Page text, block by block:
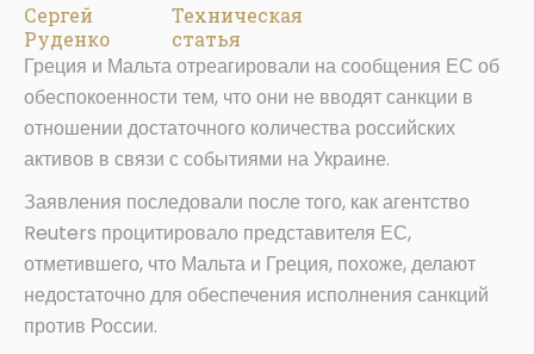
Сергей
Руденко
Техническая
статья
Греция и Мальта отреагировали на сообщения ЕС об
обеспокоенности тем, что они не вводят санкции в
отношении достаточного количества российских
активов в связи с событиями на Украине.
Заявления последовали после того, как агентство
Reuters процитировало представителя ЕС,
отметившего, что Мальта и Греция, похоже, делают
недостаточно для обеспечения исполнения санкций
против России.